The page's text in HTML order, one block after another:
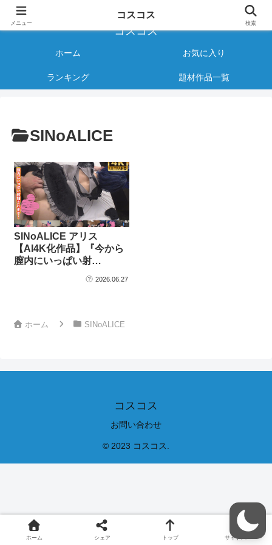
様々なジャンルのコスプレAVをご紹介する情報サイト
コスコス
ホーム お気に入り
ランキング 題材作品一覧
SINoALICE
SINoALICE アリス
【AI4K化作品】『今から
膣内にいっぱい射…
2026.06.27
ホーム SINoALICE
コスコス
お問い合わせ
© 2023 コスコス.
メニュー
コスコス
検索
ホーム シェア トップ サイドバー